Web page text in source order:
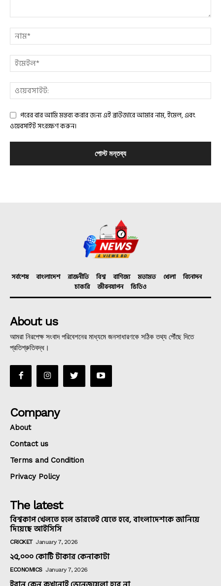
পরের বার আমি মন্তব্য করার জন্য এই ব্রাউজারে আমার নাম, ইমেল, এবং
ওয়েবসাইট সংরক্ষণ করুন।
সর্বশেষ বাংলাদেশ রাজনীতি বিশ্ব বাণিজ্য মতামত খেলা
বিনোদন
চাকরি
জীবনযাপন ভিডিও
About us
আমরা নিরপেক্ষ সংবাদ পরিবেশনের মাধ্যমে জনসাধারণকে সঠিক তথ্য পৌঁছে দিতে
প্রতিশ্রুতিবদ্ধ।
Company
About
Contact us
Terms and Condition
Privacy Policy
The latest
বিশ্বকাপ খেলতে হলে ভারতেই যেতে হবে, বাংলাদেশকে জানিয়ে
দিয়েছে আইসিসি
CRICKET January 7, 2026
২৫,০০০ কোটি টাকার কেনাকাটা
ECONOMICS January 7, 2026